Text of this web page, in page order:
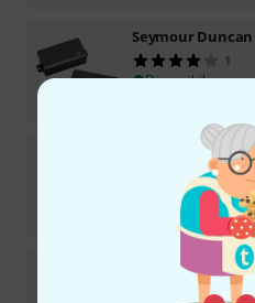
Seymour Duncan
1
Disponibile
Seymour Duncan
172
Disponibile
Seymour Duncan
184